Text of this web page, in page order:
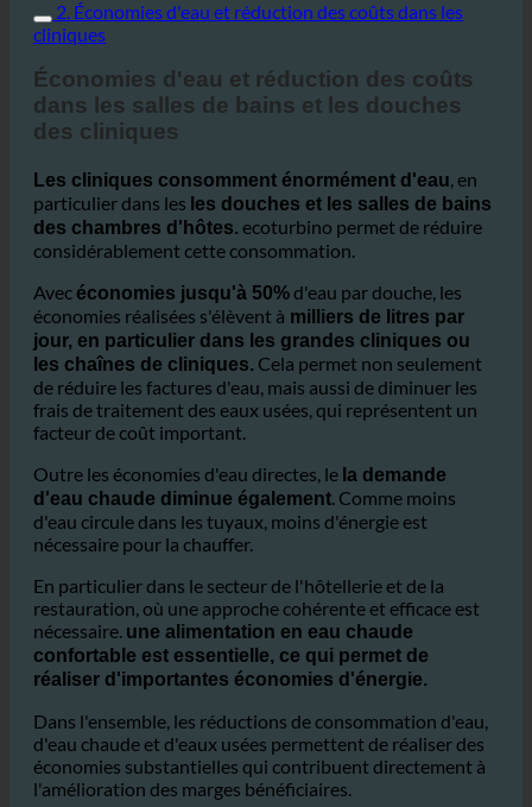
Économies d'eau et réduction des coûts
dans les salles de bains et les douches
des cliniques
Les cliniques consomment énormément d'eau, en
particulier dans les
considérablement cette consommation.
Avecéconomies jusqu'à 50%d'eau par douche, les
économies réalisées s'élèvent àmilliers de litres par
les chaînes de cliniques.Cela permet non seulement
de réduire les factures d'eau, mais aussi de diminuer les
frais de traitement des eaux usées, qui représentent un
facteur de coût important.
Outre les économies d'eau directes, le la demande
d'eau chaude diminue également
nécessaire pour la chauffer.
En particulier dans le secteur de l'hôtellerie et de la
restauration, où une approche cohérente et efficace est
confortable est essentielle, ce qui permet de
réaliser d'importantes économies d'énergie.
Dans l'ensemble, les réductions de consommation d'eau,
d'eau chaude et d'eaux usées permettent de réaliser des
l'amélioration des marges bénéficiaires.
Calculez les économies réalisées par vos cliniques à l'aide
de la calculatrice